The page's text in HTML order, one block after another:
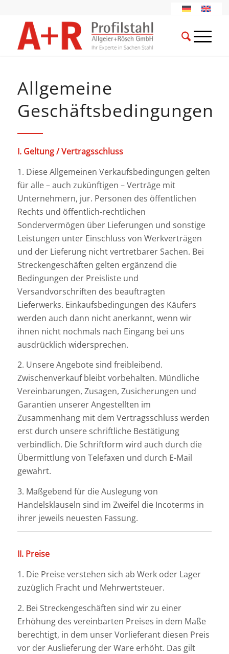
Allgemeine
Geschäftsbedingungen
I. Geltung / Vertragsschluss
1. Diese Allgemeinen Verkaufsbedingungen gelten
für alle – auch zukünftigen – Verträge mit
Unternehmern, jur. Personen des öffentlichen
Rechts und öffentlich-rechtlichen
Sondervermögen über Lieferungen und sonstige
Leistungen unter Einschluss von Werkverträgen
und der Lieferung nicht vertretbarer Sachen. Bei
Streckengeschäften gelten ergänzend die
Bedingungen der Preisliste und
Versandvorschriften des beauftragten
Lieferwerks. Einkaufsbedingungen des Käufers
werden auch dann nicht anerkannt, wenn wir
ihnen nicht nochmals nach Eingang bei uns
ausdrücklich widersprechen.
2. Unsere Angebote sind freibleibend.
Zwischenverkauf bleibt vorbehalten. Mündliche
Vereinbarungen, Zusagen, Zusicherungen und
Garantien unserer Angestellten im
Zusammenhang mit dem Vertragsschluss werden
erst durch unsere schriftliche Bestätigung
verbindlich. Die Schriftform wird auch durch die
Übermittlung von Telefaxen und durch E-Mail
gewahrt.
3. Maßgebend für die Auslegung von
Handelsklauseln sind im Zweifel die Incoterms in
ihrer jeweils neuesten Fassung.
II. Preise
1. Die Preise verstehen sich ab Werk oder Lager
zuzüglich Fracht und Mehrwertsteuer.
2. Bei Streckengeschäften sind wir zu einer
Erhöhung des vereinbarten Preises in dem Maße
berechtigt, in dem unser Vorlieferant diesen Preis
vor der Auslieferung der Ware erhöht. Das gilt